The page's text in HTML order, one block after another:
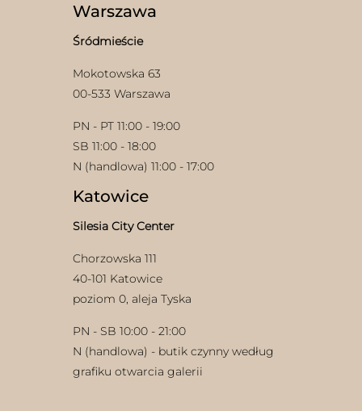
Warszawa
Śródmieście
Mokotowska 63
00-533 Warszawa
PN - PT 11:00 - 19:00
SB 11:00 - 18:00
N (handlowa) 11:00 - 17:00
Katowice
Silesia City Center
Chorzowska 111
40-101 Katowice
poziom 0, aleja Tyska
PN - SB 10:00 - 21:00
N (handlowa) - butik czynny według
grafiku otwarcia galerii